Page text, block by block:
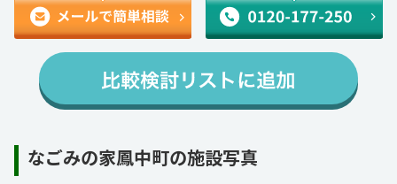
なごみの家鳳中町の施設写真